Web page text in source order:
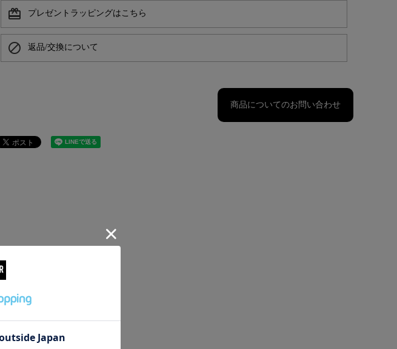
card_giftcard プレゼントラッピングはこちら
block 返品/交換について
商品についてのお問い合わせ